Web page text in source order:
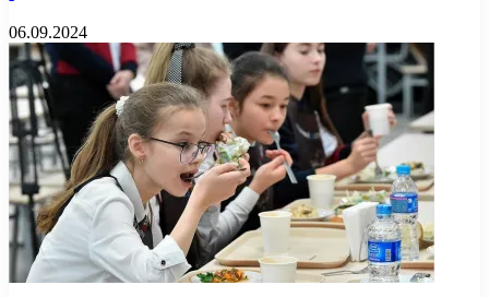
06.09.2024